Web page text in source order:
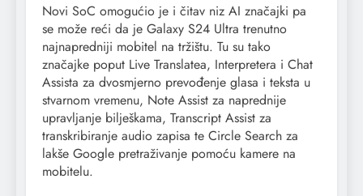
Novi SoC omogućio je i čitav niz AI značajki pa
se može reći da je Galaxy S24 Ultra trenutno
najnapredniji mobitel na tržištu. Tu su tako
značajke poput Live Translatea, Interpretera i Chat
Assista za dvosmjerno prevođenje glasa i teksta u
stvarnom vremenu, Note Assist za naprednije
upravljanje bilješkama, Transcript Assist za
transkribiranje audio zapisa te Circle Search za
lakše Google pretraživanje pomoću kamere na
mobitelu.